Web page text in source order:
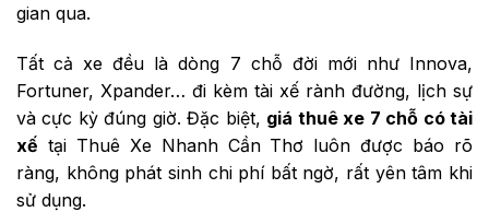
gian qua.
Tất cả xe đều là dòng 7 chỗ đời mới như Innova,
Fortuner, Xpander… đi kèm tài xế rành đường, lịch sự
và cực kỳ đúng giờ. Đặc biệt, giá thuê xe 7 chỗ có tài
xế tại Thuê Xe Nhanh Cần Thơ luôn được báo rõ
ràng, không phát sinh chi phí bất ngờ, rất yên tâm khi
sử dụng.